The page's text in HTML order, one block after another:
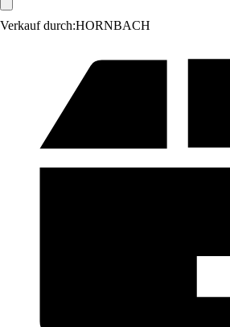
Verkauf durch:HORNBACH